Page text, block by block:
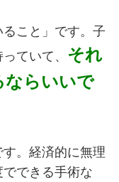
こと」です。子
ていて、 それ
ならいいで
。経済的に無理
できる手術な